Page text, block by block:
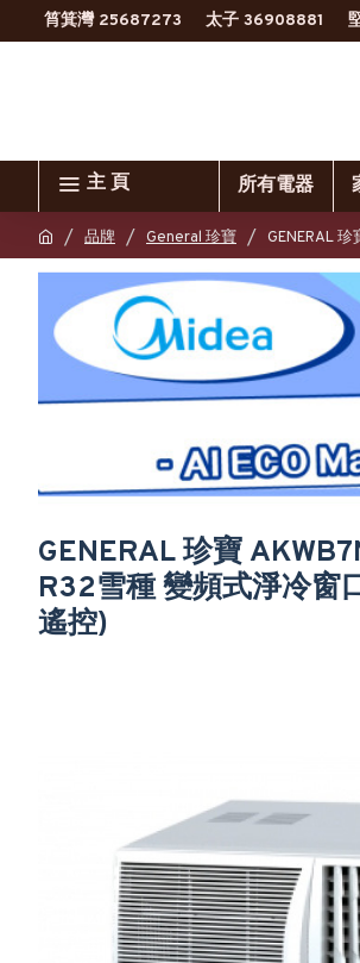
筲箕灣 25687273 太子 36908881
主 頁 所有電器
品牌 General 珍寶 GENERAL
GENERAL 珍寶
R32雪種 變頻式淨冷窗
遙控)